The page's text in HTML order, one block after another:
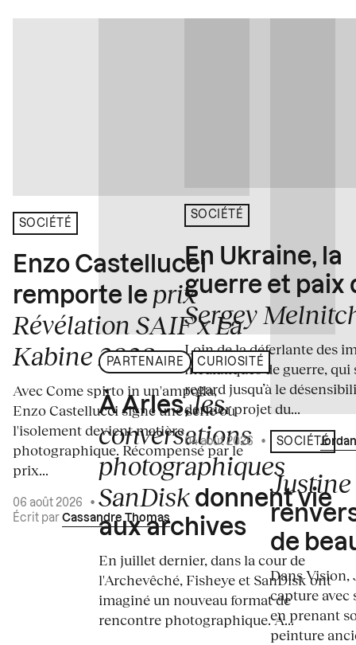
SOCIÉTÉ
Enzo Castellucci
remporte le prix
Révélation SAIF x La
Kabine 2026
Avec Come spirto in un'ampolla,
Enzo Castellucci signe une série où
l'isolement devient matière
photographique. Récompensé par le
prix...
06 août 2026
•
Écrit par Cassandre Thomas
PARTENAIRE CURIOSITÉ
À Arles,les
conversations
photographiques
SanDisk donnent vie
aux archives
En juillet dernier, dans la cour de
l'Archevêché, Fisheye et SanDisk ont
imaginé un nouveau format de
rencontre photographique. À...
SOCIÉTÉ
En Ukraine, la
guerre et paix
Sergey
Loin de la déferlante des
médiatiques de guerre, qui
regard jusqu’à le
dernier projet du...
04 août 2026 • Écrit par
SOCIÉTÉ
de
Dans
capture avec
en prenant
peinture